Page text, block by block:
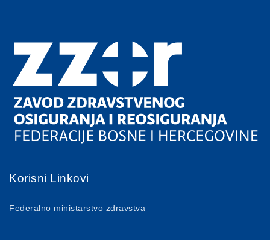
Korisni Linkovi
Federalno ministarstvo zdravstva